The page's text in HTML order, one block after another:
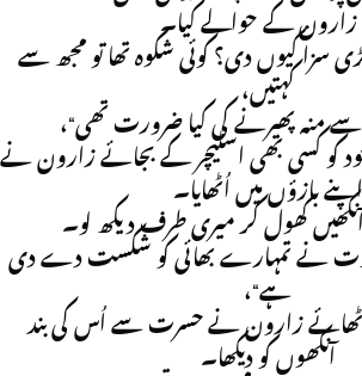
زارون کے حوالے کیا۔
بڑی سزا کیوں دی؟ کوئی شکوہ تھا تو مجھ سے
کہتیں،
منہ پھیرنے کی کیا ضرورت تھی“،
کسی بھی اسٹیچر کے بجائے زارون نے
اپنے بازؤں میں اُٹھایا۔
کھول کر میری طرف دیکھ لو۔
موت نے تمہارے بھائی کو شکست دے دی
ہے“،
اُٹھائے زارون نے حسرت سے اُس کی بند
آنکھوں کو دیکھا۔